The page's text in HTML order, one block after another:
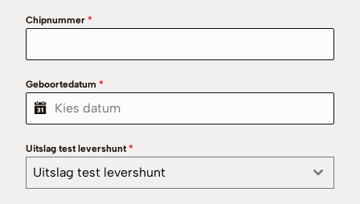
Chipnummer *
Geboortedatum *
Uitslag test levershunt *
Uitslag test levershunt